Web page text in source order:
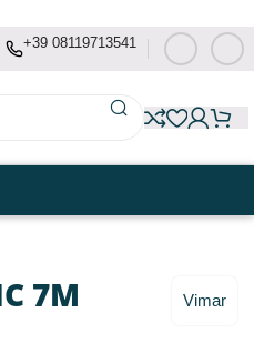
+39 08119713541
7M
Vimar